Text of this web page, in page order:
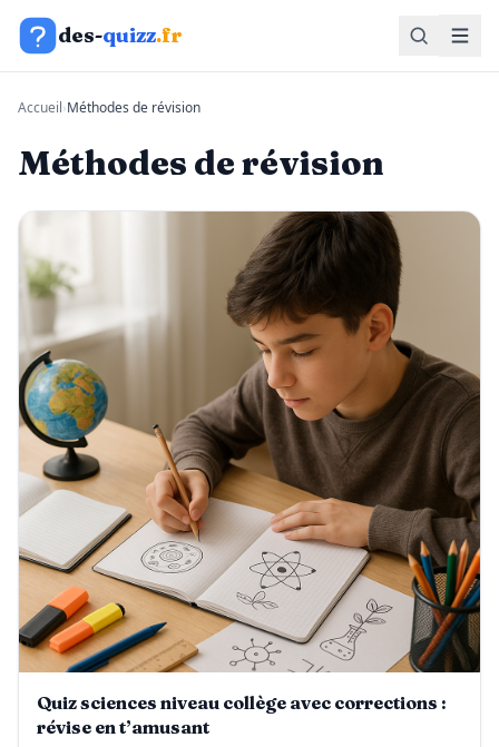
Aller au contenu
des-quizz.fr
Accueil›Méthodes de révision
Méthodes de révision
Quiz sciences niveau collège avec corrections :
révise en t’amusant